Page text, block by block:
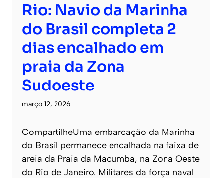
Rio: Navio da Marinha
do Brasil completa 2
dias encalhado em
praia da Zona
Sudoeste
março 12, 2026
CompartilheUma embarcação da Marinha
do Brasil permanece encalhada na faixa de
areia da Praia da Macumba, na Zona Oeste
do Rio de Janeiro. Militares da força naval